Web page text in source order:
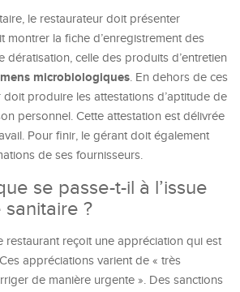
le restaurateur doit présenter
montrer la fiche d’enregistrement des
dératisation, celle des produits d’entretien
microbiologiques. En dehors de ces
doit produire les attestations d’aptitude de
personnel. Cette attestation est délivrée
Pour finir, le gérant doit également
de ses fournisseurs.
se passe-t-il à l’issue
sanitaire ?
restaurant reçoit une appréciation qui est
appréciations varient de « très
de manière urgente ». Des sanctions